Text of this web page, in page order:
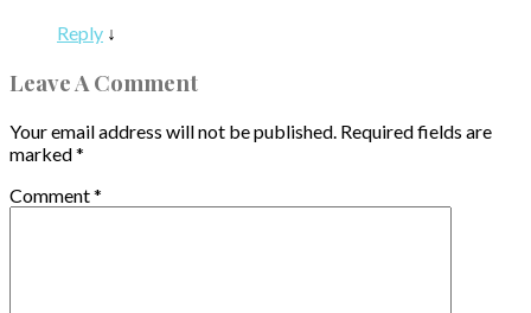
Reply ↓
Leave A Comment
Your email address will not be published. Required fields are
marked*
Comment*